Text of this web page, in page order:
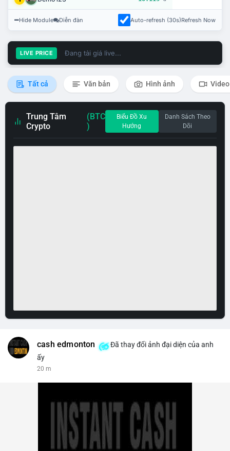
Hide Module Diễn đàn Auto-refresh (30s)Refresh Now
LIVE PRICE Đang tải giá live...
Tất cả Văn bản Hình ảnh Video
Trung Tâm
Crypto
(BTC
)
Biểu Đồ Xu
Hướng
Danh Sách Theo
Dõi
cash edmonton
Đã thay đổi ảnh đại diện của anh
ấy
20 m